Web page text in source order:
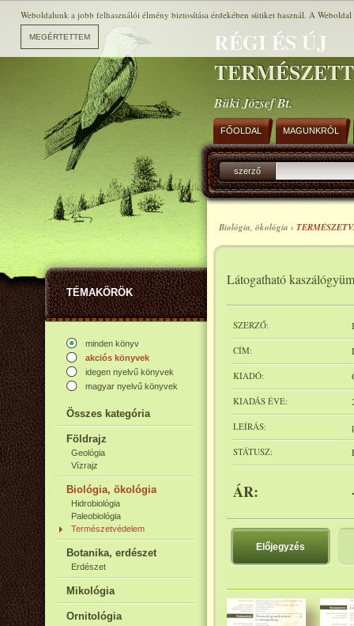
RÉGI ÉS ÚJ
Büki József Bt.
TÉMAKÖRÖK
minden könyv
akciós könyvek
idegen nyelvű könyvek
magyar nyelvű könyvek
Összes kategória
Földrajz
Geológia
Vízrajz
Biológia, ökológia
Hidrobiológia
Paleobiológia
Természetvédelem
Botanika, erdészet
Erdészet
Mikológia
Ornitológia
FŐOLDAL MAGUNKRÓL
szerző
Biológia, ökológia ›
Látogatható
SZERZŐ:
CÍM:
KIADÓ:
KIADÁS ÉVE:
LEÍRÁS:
STÁTUSZ:
ÁR:
Előjegyzés
Weboldalunk a jobb felhasználói élmény biztosítása érdekében sütiket használ. A